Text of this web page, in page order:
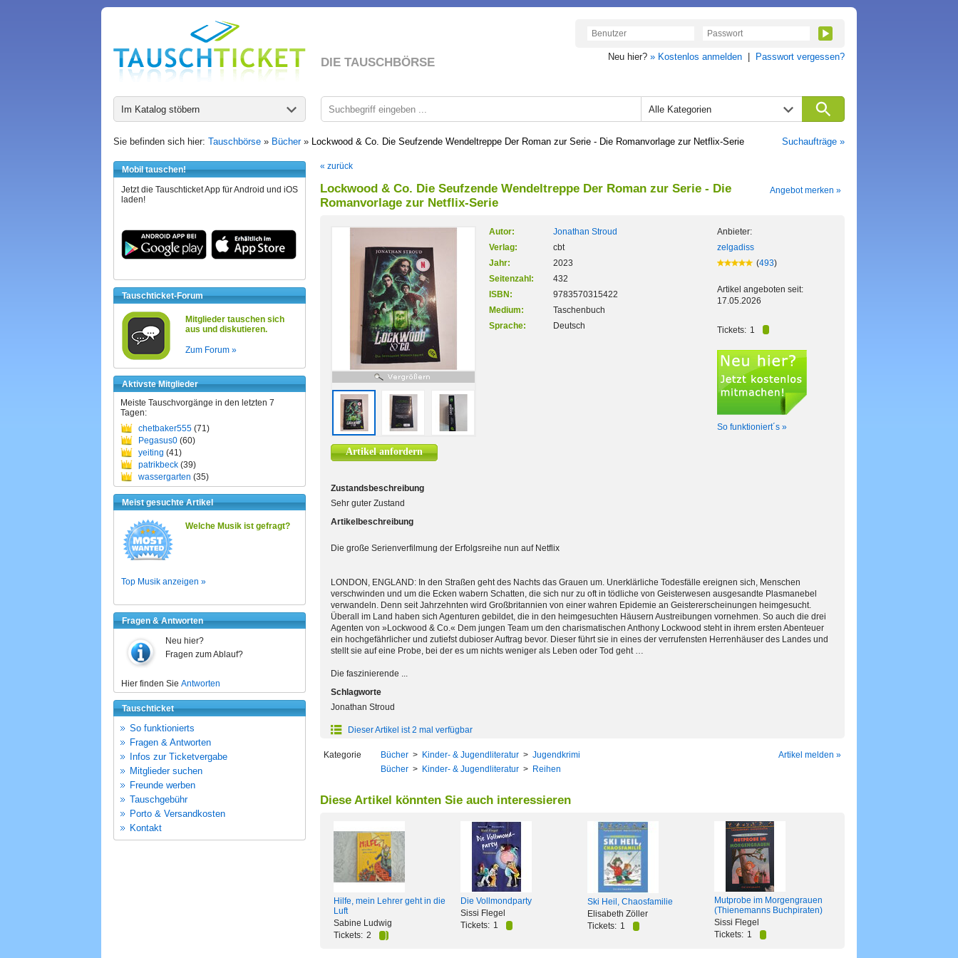
DIE TAUSCHBÖRSE Neu hier? » Kostenlos anmelden Passwort vergessen?
Im Katalog stöbern Alle Kategorien
Sie befinden sich hier: Tauschbörse » Bücher» Lockwood & Co. Die Seufzende Wendeltreppe Der Roman zur Serie - Die Romanvorlage zur Netflix-Serie Suchaufträge »
Mobil tauschen!
Jetzt die Tauschticket App für Android und iOS
laden!
Tauschticket-Forum
Mitglieder tauschen sich
aus und diskutieren.
Zum Forum »
Aktivste Mitglieder
Meiste Tauschvorgänge in den letzten 7
Tagen:
chetbaker555 (71)
Pegasus0 (60)
yeiting (41)
patrikbeck (39)
wassergarten (35)
Meist gesuchte Artikel
Welche Musik ist gefragt?
Top Musik anzeigen »
Fragen & Antworten
Neu hier?
Fragen zum Ablauf?
Hier finden Sie Antworten
Tauschticket
So funktionierts
Fragen & Antworten
Infos zur Ticketvergabe
Mitglieder suchen
Freunde werben
Tauschgebühr
Porto & Versandkosten
Kontakt
« zurück
Lockwood & Co. Die Seufzende Wendeltreppe Der Roman zur Serie - Die
Romanvorlage zur Netflix-Serie
Angebot merken »
Artikel anfordern
Autor:
Jonathan Stroud
Verlag:
cbt
Jahr:
2023
Seitenzahl:
432
ISBN:
9783570315422
Medium:
Taschenbuch
Sprache:
Deutsch
Anbieter:
zelgadiss
(493)
Artikel angeboten seit:
17.05.2026
Tickets: 1
So funktioniert´s »
Zustandsbeschreibung
Sehr guter Zustand
Artikelbeschreibung
Die große Serienverfilmung der Erfolgsreihe nun auf Netflix
LONDON, ENGLAND: In den Straßen geht des Nachts das Grauen um. Unerklärliche Todesfälle ereignen sich, Menschen
verschwinden und um die Ecken wabern Schatten, die sich nur zu oft in tödliche von Geisterwesen ausgesandte Plasmanebel
verwandeln. Denn seit Jahrzehnten wird Großbritannien von einer wahren Epidemie an Geistererscheinungen heimgesucht.
Überall im Land haben sich Agenturen gebildet, die in den heimgesuchten Häusern Austreibungen vornehmen. So auch die drei
Agenten von »Lockwood & Co.« Dem jungen Team um den charismatischen Anthony Lockwood steht in ihrem ersten Abenteuer
ein hochgefährlicher und zutiefst dubioser Auftrag bevor. Dieser führt sie in eines der verrufensten Herrenhäuser des Landes und
stellt sie auf eine Probe, bei der es um nichts weniger als Leben oder Tod geht …
Die faszinierende ...
Schlagworte
Jonathan Stroud
Dieser Artikel ist 2 mal verfügbar
Kategorie Bücher > Kinder- & Jugendliteratur > Jugendkrimi
Bücher > Kinder- & Jugendliteratur > Reihen
Artikel melden »
Diese Artikel könnten Sie auch interessieren
Hilfe, mein Lehrer geht in die
Luft
Sabine Ludwig
Tickets: 2
Die Vollmondparty
Sissi Flegel
Tickets: 1
Ski Heil, Chaosfamilie
Elisabeth Zöller
Tickets: 1
Mutprobe im Morgengrauen
(Thienemanns Buchpiraten)
Sissi Flegel
Tickets: 1